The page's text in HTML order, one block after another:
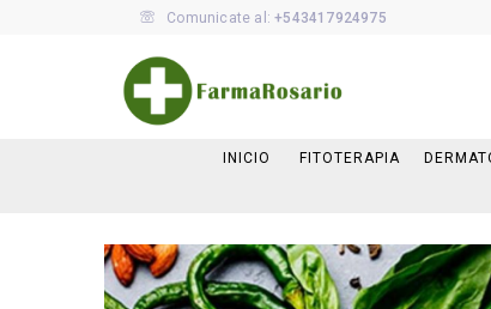
Comunicate al:+543417924975
INICIO FITOTERAPIA